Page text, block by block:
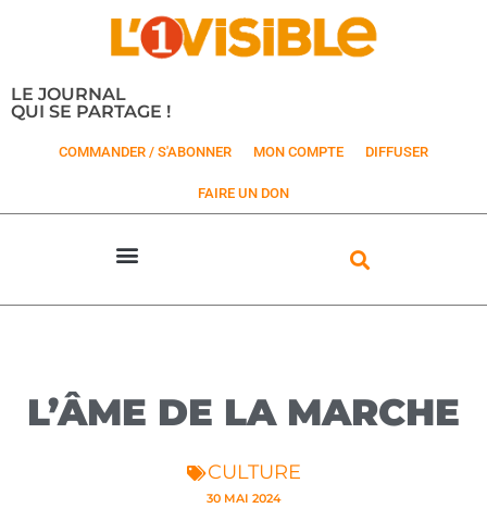
LE JOURNAL
QUI SE PARTAGE !
COMMANDER / S'ABONNER MON COMPTE DIFFUSER
FAIRE UN DON
L’ÂME DE LA MARCHE
CULTURE
30 MAI 2024